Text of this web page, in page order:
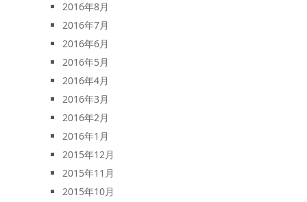
2016年8月
2016年7月
2016年6月
2016年5月
2016年4月
2016年3月
2016年2月
2016年1月
2015年12月
2015年11月
2015年10月